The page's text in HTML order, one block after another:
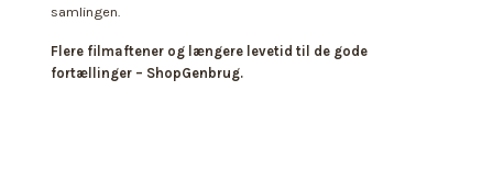
samlingen.
Flere filmaftener og længere levetid til de gode
fortællinger – ShopGenbrug.